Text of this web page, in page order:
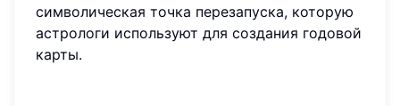
символическая точка перезапуска, которую
астрологи используют для создания годовой
карты.